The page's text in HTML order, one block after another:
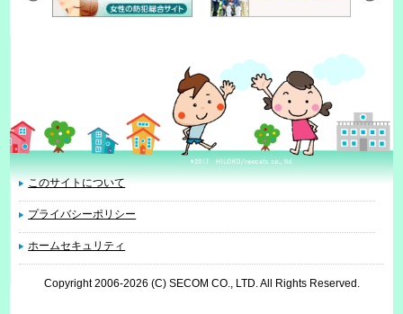
このサイトについて
プライバシーポリシー
ホームセキュリティ
Copyright 2006-2026 (C) SECOM CO., LTD. All Rights Reserved.